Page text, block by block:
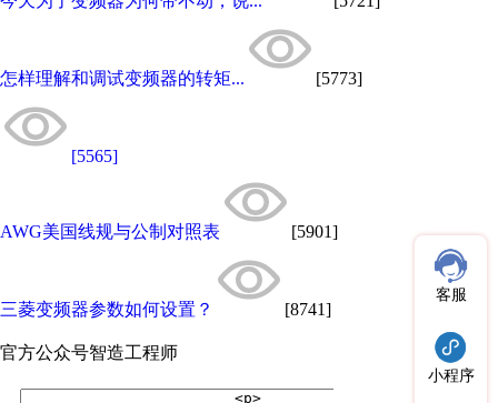
怎样理解和调试变频器的转矩... [5773]
[5565]
AWG美国线规与公制对照表 [5901]
三菱变频器参数如何设置？ [8741]
官方公众号智造工程师
客服
小程序